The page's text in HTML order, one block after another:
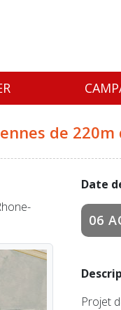
de 220m
Date
06
Projet